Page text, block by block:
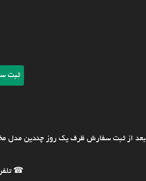
ثبت
بعد از ثبت سفارش ظرف یک روز چندین مدل
☎